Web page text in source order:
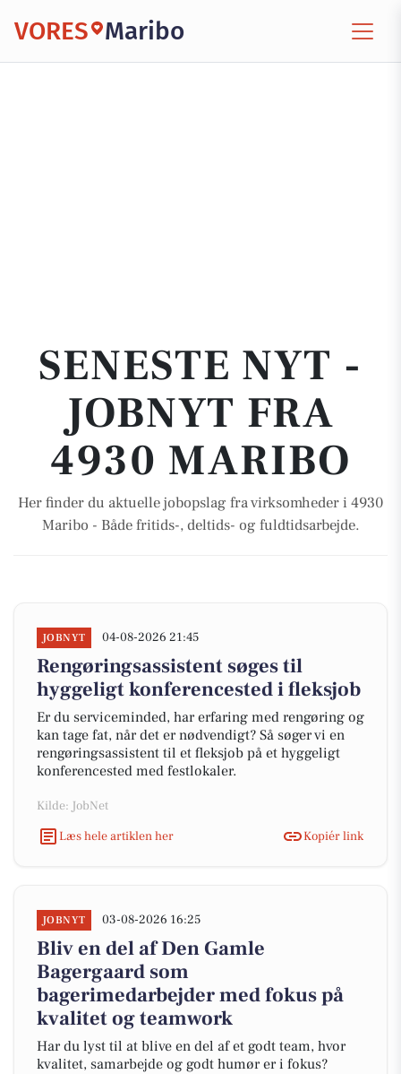
VORES Maribo
SENESTE NYT -
JOBNYT FRA
4930 MARIBO
Her finder du aktuelle jobopslag fra virksomheder i 4930
Maribo - Både fritids-, deltids- og fuldtidsarbejde.
JOBNYT 04-08-2026 21:45
Rengøringsassistent søges til
hyggeligt konferencested i fleksjob
Er du serviceminded, har erfaring med rengøring og
kan tage fat, når det er nødvendigt? Så søger vi en
rengøringsassistent til et fleksjob på et hyggeligt
konferencested med festlokaler.
Kilde: JobNet
Læs hele artiklen her
Kopiér link
JOBNYT 03-08-2026 16:25
Bliv en del af Den Gamle
Bagergaard som
bagerimedarbejder med fokus på
kvalitet og teamwork
Har du lyst til at blive en del af et godt team, hvor
kvalitet, samarbejde og godt humør er i fokus?